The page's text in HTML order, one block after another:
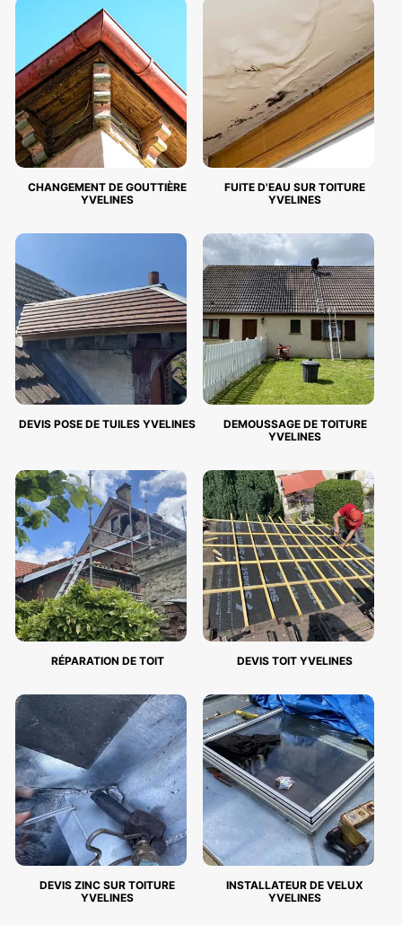
CHANGEMENT DE GOUTTIÈRE
YVELINES
FUITE D'EAU SUR TOITURE
YVELINES
DEVIS POSE DE TUILES YVELINES
DEMOUSSAGE DE TOITURE
YVELINES
RÉPARATION DE TOIT DEVIS TOIT YVELINES
DEVIS ZINC SUR TOITURE
YVELINES
INSTALLATEUR DE VELUX
YVELINES